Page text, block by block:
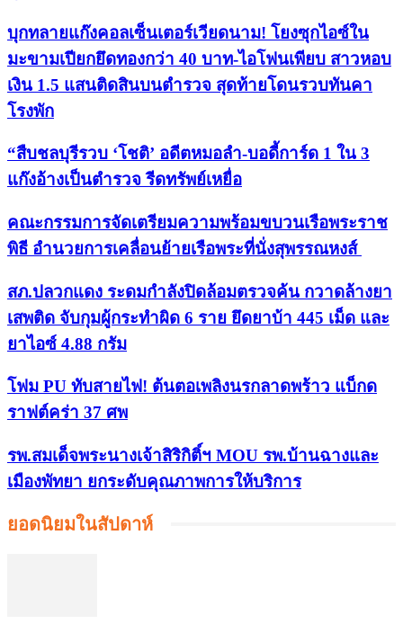
บุกทลายแก๊งคอลเซ็นเตอร์เวียดนาม! โยงซุกไอซ์ใน
มะขามเปียกยึดทองกว่า 40 บาท-ไอโฟนเพียบ สาวหอบ
เงิน 1.5 แสนติดสินบนตำรวจ สุดท้ายโดนรวบทันคา
โรงพัก
“สืบชลบุรีรวบ ‘โชติ’ อดีตหมอลำ-บอดี้การ์ด 1 ใน 3
แก๊งอ้างเป็นตำรวจ รีดทรัพย์เหยื่อ
คณะกรรมการจัดเตรียมความพร้อมขบวนเรือพระราช
พิธี อำนวยการเคลื่อนย้ายเรือพระที่นั่งสุพรรณหงส์
สภ.ปลวกแดง ระดมกำลังปิดล้อมตรวจค้น กวาดล้างยา
เสพติด จับกุมผู้กระทำผิด 6 ราย ยึดยาบ้า 445 เม็ด และ
ยาไอซ์ 4.88 กรัม
โฟม PU ทับสายไฟ! ต้นตอเพลิงนรกลาดพร้าว แบ็กด
ราฟต์คร่า 37 ศพ
รพ.สมเด็จพระนางเจ้าสิริกิติ์ฯ MOU รพ.บ้านฉางและ
เมืองพัทยา ยกระดับคุณภาพการให้บริการ
ยอดนิยมในสัปดาห์